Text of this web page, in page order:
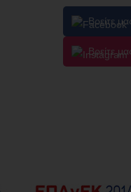
Βρείτε
Βρείτε